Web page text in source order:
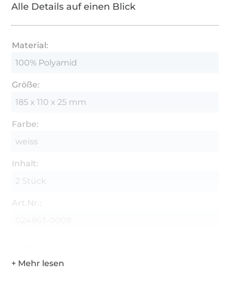
Alle Details auf einen Blick
Material:
100% Polyamid
Größe:
185 x 110 x 25 mm
Farbe:
weiss
Inhalt:
2 Stück
Art.Nr.: